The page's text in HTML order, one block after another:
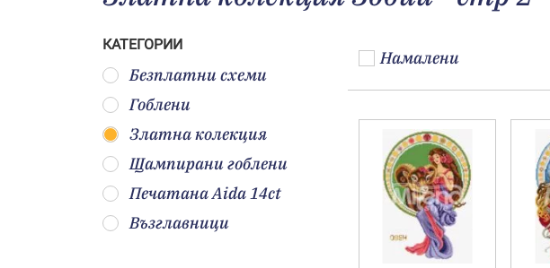
КАТЕГОРИИ
Безплатни схеми
Гоблени
Златна колекция
Щампирани гоблени
Печатана Aida 14ct
Възглавници
Намалени